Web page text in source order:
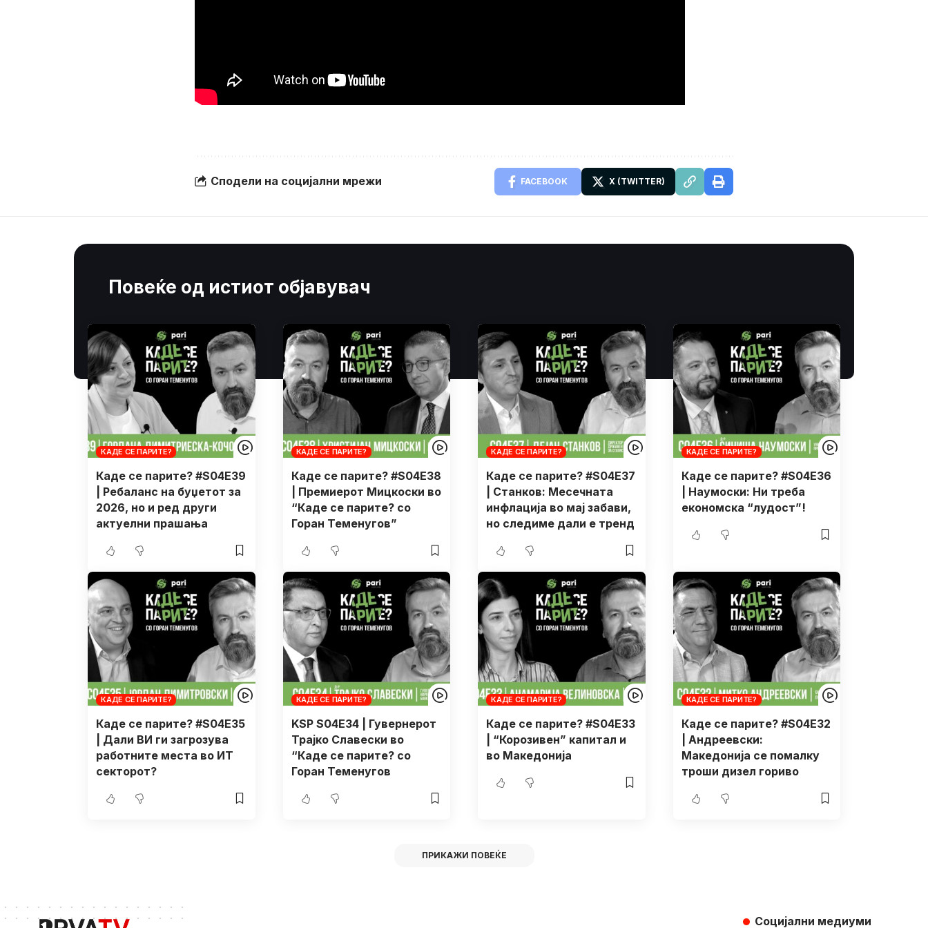
Сподели на социјални мрежи FACEBOOK X (TWITTER)
Повеќе од истиот објавувач
КАДЕ СЕ ПАРИТЕ?
Каде се парите? #S04E39
| Ребаланс на буџетот за
2026, но и ред други
актуелни прашања
КАДЕ СЕ ПАРИТЕ?
Каде се парите? #S04E38
| Премиерот Мицкоски во
“Каде се парите? со
Горан Теменугов”
КАДЕ СЕ ПАРИТЕ?
Каде се парите? #S04E37
| Станков: Месечната
инфлација во мај забави,
но следиме дали е тренд
КАДЕ СЕ ПАРИТЕ?
Каде се парите? #S04E36
| Наумоски: Ни треба
економска “лудост”!
КАДЕ СЕ ПАРИТЕ?
Каде се парите? #S04E35
| Дали ВИ ги загрозува
работните места во ИТ
секторот?
КАДЕ СЕ ПАРИТЕ?
KSP S04E34 | Гувернерот
Трајко Славески во
“Каде се парите? со
Горан Теменугов
КАДЕ СЕ ПАРИТЕ?
Каде се парите? #S04E33
| “Корозивен” капитал и
во Македонија
КАДЕ СЕ ПАРИТЕ?
Каде се парите? #S04E32
| Андреевски:
Македонија се помалку
троши дизел гориво
ПРИКАЖИ ПОВЕЌЕ
Социјални медиуми